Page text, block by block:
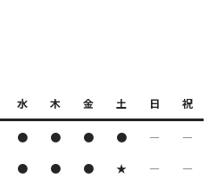
水 木 金 土 日 祝
● ● ● ● ― ―
● ● ● ★ ― ―